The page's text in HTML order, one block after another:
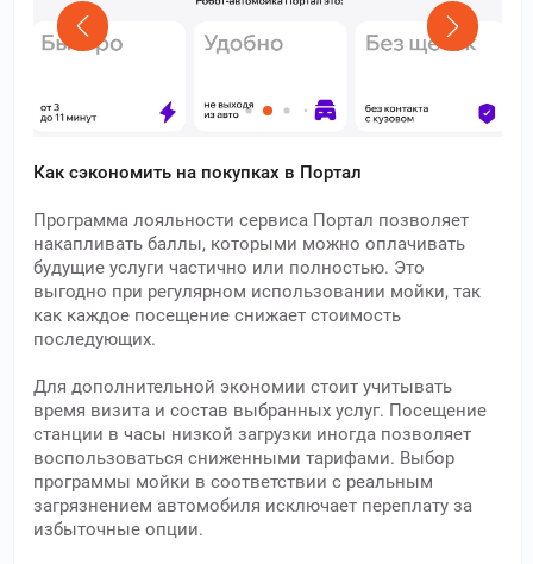
Как сэкономить на покупках в Портал
Программа лояльности сервиса Портал позволяет
накапливать баллы, которыми можно оплачивать
будущие услуги частично или полностью. Это
выгодно при регулярном использовании мойки, так
как каждое посещение снижает стоимость
последующих.
Для дополнительной экономии стоит учитывать
время визита и состав выбранных услуг. Посещение
станции в часы низкой загрузки иногда позволяет
воспользоваться сниженными тарифами. Выбор
программы мойки в соответствии с реальным
загрязнением автомобиля исключает переплату за
избыточные опции.